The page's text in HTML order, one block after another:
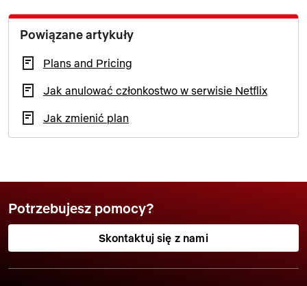
Powiązane artykuły
Plans and Pricing
Jak anulować członkostwo w serwisie Netflix
Jak zmienić plan
Potrzebujesz pomocy?
Skontaktuj się z nami